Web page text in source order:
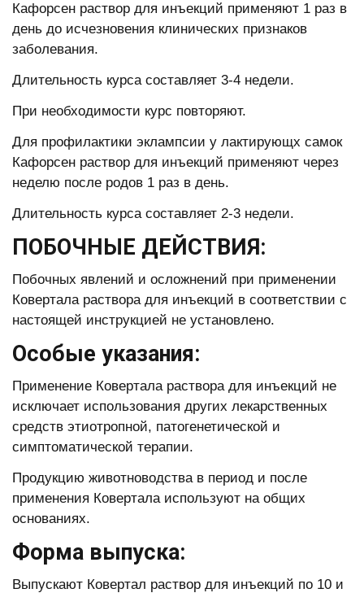
Кафорсен раствор для инъекций применяют 1 раз в
день до исчезновения клинических признаков
заболевания.
Длительность курса составляет 3-4 недели.
При необходимости курс повторяют.
Для профилактики эклампсии у лактирующх самок
Кафорсен раствор для инъекций применяют через
неделю после родов 1 раз в день.
Длительность курса составляет 2-3 недели.
ПОБОЧНЫЕ ДЕЙСТВИЯ:
Побочных явлений и осложнений при применении
Ковертала раствора для инъекций в соответствии с
настоящей инструкцией не установлено.
Особые указания:
Применение Ковертала раствора для инъекций не
исключает использования других лекарственных
средств этиотропной, патогенетической и
симптоматической терапии.
Продукцию животноводства в период и после
применения Ковертала используют на общих
основаниях.
Форма выпуска:
Выпускают Ковертал раствор для инъекций по 10 и